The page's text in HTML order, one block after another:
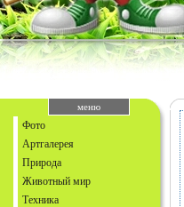
меню
Фото
Артгалерея
Природа
Животный мир
Техника